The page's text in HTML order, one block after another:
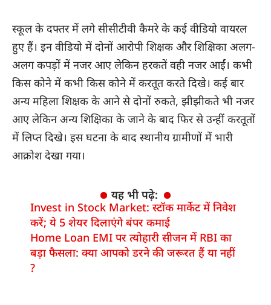
स्कूल के दफ्तर में लगे सीसीटीवी कैमरे के कई वीडियो वायरल
हुए हैं। इन वीडियो में दोनों आरोपी शिक्षक और शिक्षिका अलग-
अलग कपड़ों में नजर आए लेकिन हरकतें वही नजर आईं। कभी
किस कोने में कभी किस कोने में करतूत करते दिखे। कई बार
अन्य महिला शिक्षक के आने से दोनों रुकते, झीझीकते भी नजर
आए लेकिन अन्य शिक्षिका के जाने के बाद फिर से उन्हीं करतूतों
में लिप्त दिखे। इस घटना के बाद स्थानीय ग्रामीणों में भारी
आक्रोश देखा गया।
यह भी पढ़े:
Invest in Stock Market: स्टॉक मार्केट में निवेश
करें; ये 5 शेयर दिलाएंगे बंपर कमाई
Home Loan EMI पर त्योहारी सीजन में RBI का
बड़ा फैसला: क्या आपको डरने की जरूरत हैं या नहीं
?